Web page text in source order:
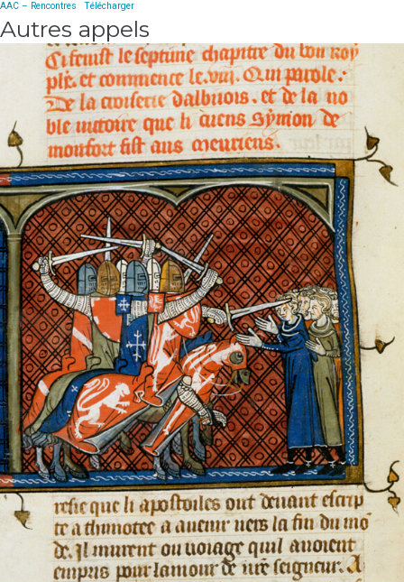
AAC – Rencontres Télécharger
Autres appels